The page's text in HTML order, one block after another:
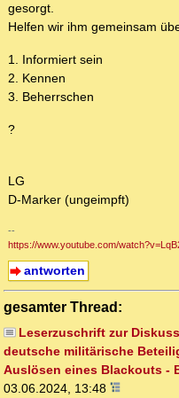
gesorgt.
Helfen wir ihm gemeinsam
1. Informiert sein
2. Kennen
3. Beherrschen
?
LG
D-Marker (ungeimpft)
--
https://www.youtube.com/
antworten
gesamter Thread:
Leserzuschrift zur
deutsche militärische
Auslösen eines Blackouts -
03.06.2024, 13:48